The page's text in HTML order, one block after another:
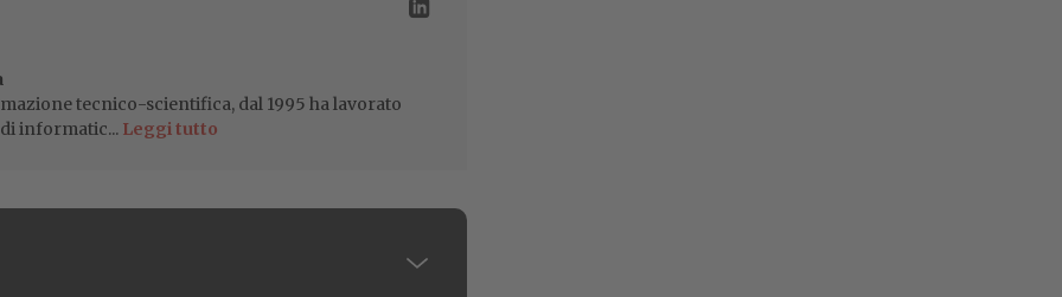
tecnico-scientifica, dal 1995 ha lavorato
informatic... Leggi tutto